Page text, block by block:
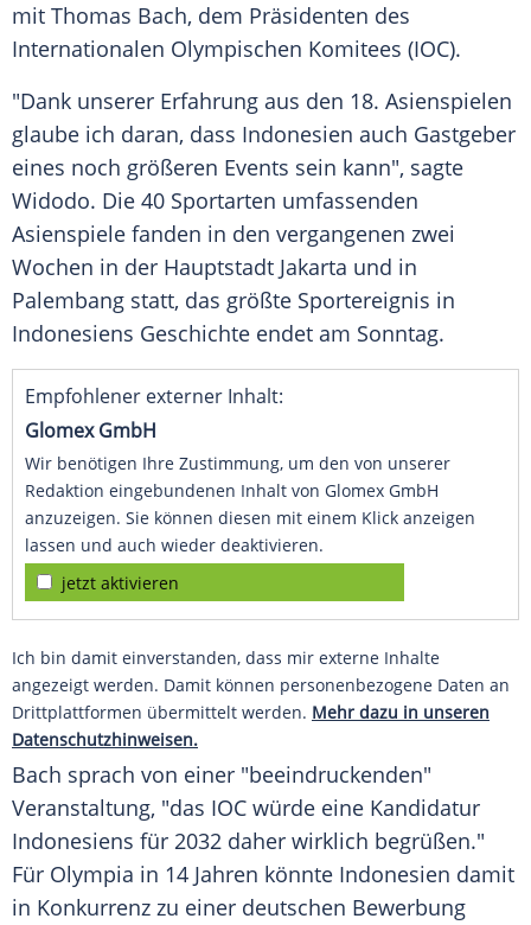
mit Thomas Bach, dem Präsidenten des
Internationalen Olympischen Komitees (IOC).
"Dank unserer Erfahrung aus den 18. Asienspielen
glaube ich daran, dass Indonesien auch Gastgeber
eines noch größeren Events sein kann", sagte
Widodo. Die 40 Sportarten umfassenden
Asienspiele fanden in den vergangenen zwei
Wochen in der Hauptstadt Jakarta und in
Palembang statt, das größte Sportereignis in
Indonesiens Geschichte endet am Sonntag.
Empfohlener externer Inhalt:
Glomex GmbH
Wir benötigen Ihre Zustimmung, um den von unserer
Redaktion eingebundenen Inhalt von Glomex GmbH
anzuzeigen. Sie können diesen mit einem Klick anzeigen
lassen und auch wieder deaktivieren.
jetzt aktivieren
Ich bin damit einverstanden, dass mir externe Inhalte
angezeigt werden. Damit können personenbezogene Daten an
Drittplattformen übermittelt werden. Mehr dazu in unseren
Datenschutzhinweisen.
Bach sprach von einer "beeindruckenden"
Veranstaltung, "das IOC würde eine Kandidatur
Indonesiens für 2032 daher wirklich begrüßen."
Für Olympia in 14 Jahren könnte Indonesien damit
in Konkurrenz zu einer deutschen Bewerbung